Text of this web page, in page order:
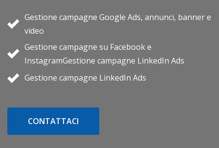
Gestione campagne Google Ads, annunci, banner e
video
Gestione campagne su Facebook e
InstagramGestione campagne LinkedIn Ads
Gestione campagne LinkedIn Ads
CONTATTACI